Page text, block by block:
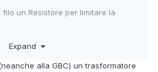
un Resistore per limitare la
Expand
alla GBC) un trasformatore